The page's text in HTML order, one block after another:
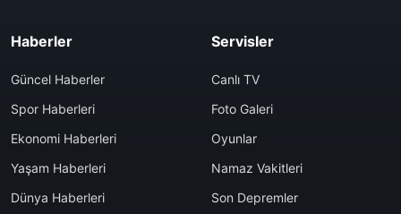
Haberler
Güncel Haberler
Spor Haberleri
Ekonomi Haberleri
Yaşam Haberleri
Dünya Haberleri
Servisler
Canlı TV
Foto Galeri
Oyunlar
Namaz Vakitleri
Son Depremler